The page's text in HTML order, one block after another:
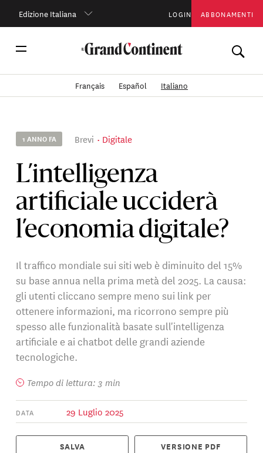
Edizione Italiana LOGIN ABBONAMENTI
Français Español Italiano
1 ANNO FA Brevi Digitale
L’intelligenza
artificiale ucciderà
l’economia digitale?
Il traffico mondiale sui siti web è diminuito del 15%
su base annua nella prima metà del 2025. La causa:
gli utenti cliccano sempre meno sui link per
ottenere informazioni, ma ricorrono sempre più
spesso alle funzionalità basate sull'intelligenza
artificiale e ai chatbot delle grandi aziende
tecnologiche.
Tempo di lettura: 3 min
DATA 29 Luglio 2025
SALVA VERSIONE PDF